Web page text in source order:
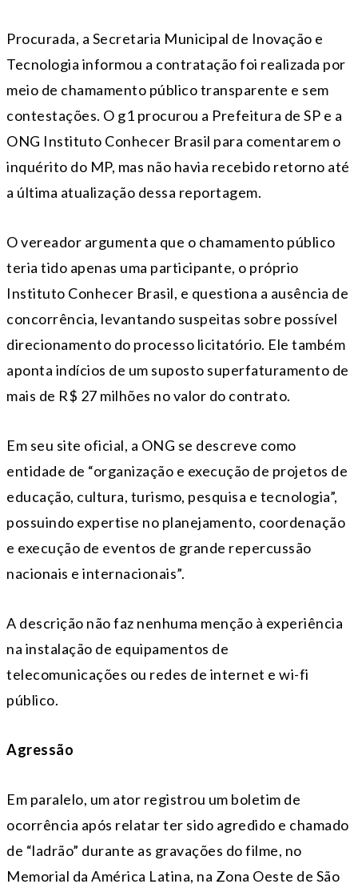
Procurada, a Secretaria Municipal de Inovação e
Tecnologia informou a contratação foi realizada por
meio de chamamento público transparente e sem
contestações. O g1 procurou a Prefeitura de SP e a
ONG Instituto Conhecer Brasil para comentarem o
inquérito do MP, mas não havia recebido retorno até
a última atualização dessa reportagem.
O vereador argumenta que o chamamento público
teria tido apenas uma participante, o próprio
Instituto Conhecer Brasil, e questiona a ausência de
concorrência, levantando suspeitas sobre possível
direcionamento do processo licitatório. Ele também
aponta indícios de um suposto superfaturamento de
mais de R$ 27 milhões no valor do contrato.
Em seu site oficial, a ONG se descreve como
entidade de “organização e execução de projetos de
educação, cultura, turismo, pesquisa e tecnologia”,
possuindo expertise no planejamento, coordenação
e execução de eventos de grande repercussão
nacionais e internacionais”.
A descrição não faz nenhuma menção à experiência
na instalação de equipamentos de
telecomunicações ou redes de internet e wi-fi
público.
Agressão
Em paralelo, um ator registrou um boletim de
ocorrência após relatar ter sido agredido e chamado
de “ladrão” durante as gravações do filme, no
Memorial da América Latina, na Zona Oeste de São